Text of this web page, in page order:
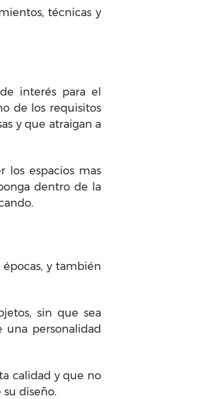
técnicas y
interés para el
de los requisitos
y que atraigan a
los espacios mas
dentro de la
y también
sin que sea
personalidad
calidad y que no
diseño.